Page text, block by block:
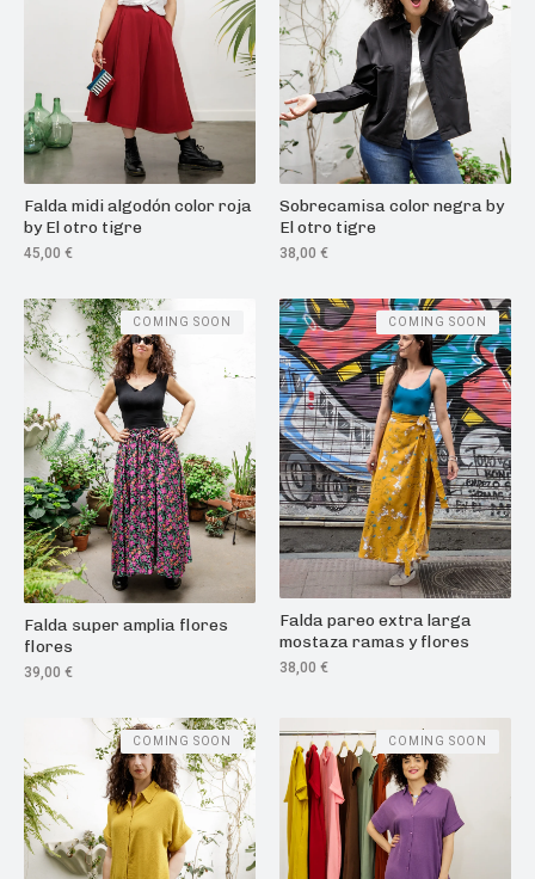
Falda midi algodón color roja
by El otro tigre
45,00 €
Sobrecamisa color negra by
El otro tigre
38,00 €
Falda super amplia flores
flores
39,00 €
COMING SOON
Falda pareo extra larga
mostaza ramas y flores
38,00 €
COMING SOON
COMING SOON COMING SOON